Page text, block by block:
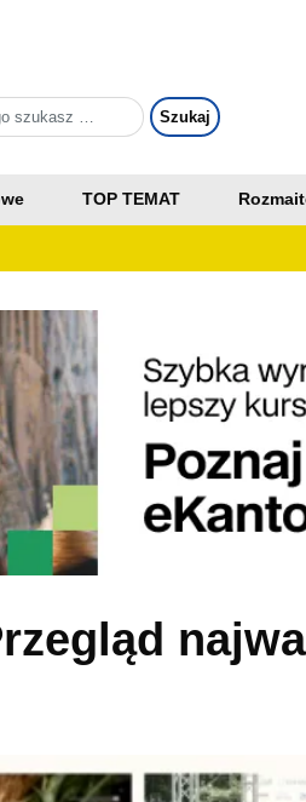
TOP TEMAT